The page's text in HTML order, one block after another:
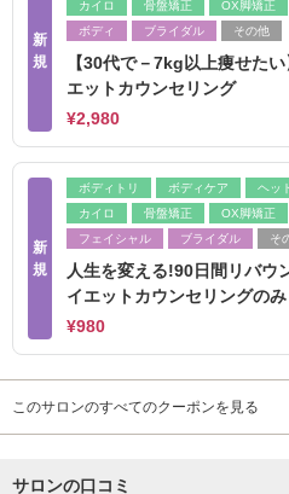
新
規
カイロ
骨盤矯正 OX脚矯正
ボディ
ブライダル その他
【30代で－7kg以上痩せた
エットカウンセリング
¥2,980
新
規
ボディトリ ボディケア ヘッ
カイロ
骨盤矯正 OX脚矯正
フェイシャル
ブライダル そ
人生を変える!90日間リバウ
イエットカウンセリングのみ
¥980
このサロンのすべてのクーポンを見る
サロンの口コミ